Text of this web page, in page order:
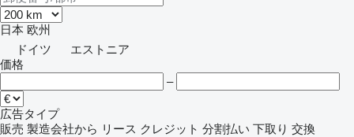
日本 欧州
ドイツ
エストニア
価格
–
広告タイプ
販売 製造会社から リース クレジット 分割払い 下取り 交換